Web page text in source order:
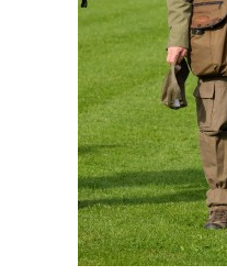
VIDEA Z DRONU
STREET ART
"KNIHOBUDKY"
ČASOSBĚRY - CHRÁŠŤANY